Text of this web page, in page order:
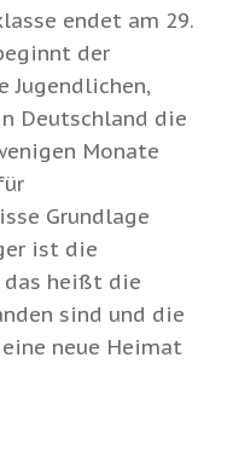
endet am 29.
der
Jugendlichen,
Deutschland die
Monate
Grundlage
ist die
heißt die
sind und die
neue Heimat